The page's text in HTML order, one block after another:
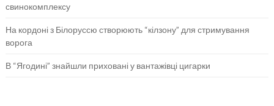
свинокомплексу
На кордоні з Білоруссю створюють “кілзону” для стримування
ворога
В “Ягодині” знайшли приховані у вантажівці цигарки